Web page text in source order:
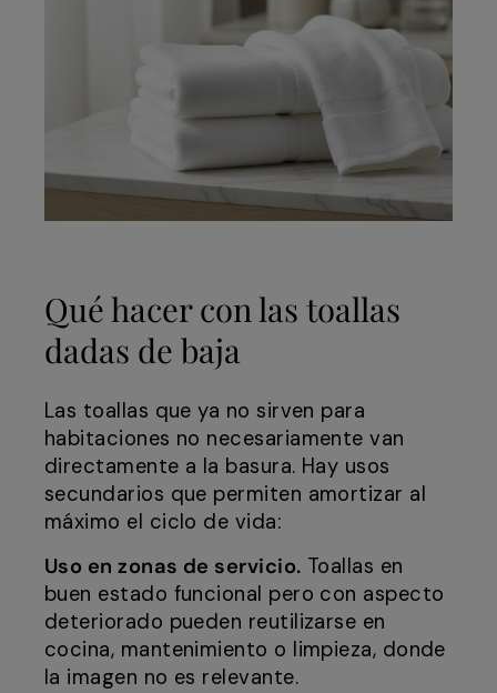
Qué hacer con las toallas
dadas de baja
Las toallas que ya no sirven para
habitaciones no necesariamente van
directamente a la basura. Hay usos
secundarios que permiten amortizar al
máximo el ciclo de vida:
Uso en zonas de servicio. Toallas en
buen estado funcional pero con aspecto
deteriorado pueden reutilizarse en
cocina, mantenimiento o limpieza, donde
la imagen no es relevante.